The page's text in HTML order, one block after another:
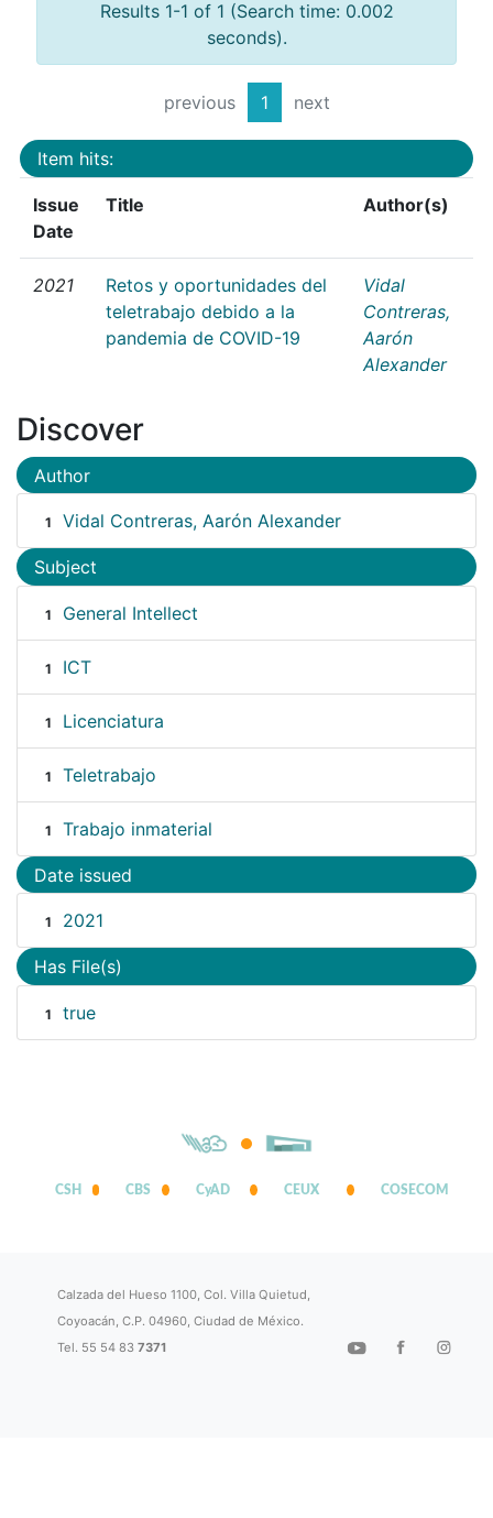
Results 1-1 of 1 (Search time: 0.002
seconds).
previous 1 next
Item hits:
Issue
Date
Title Author(s)
2021
Retos y oportunidades del
teletrabajo debido a la
pandemia de COVID-19
Vidal
Contreras,
Aarón
Alexander
Discover
Author
1 Vidal Contreras, Aarón Alexander
Subject
1 General Intellect
1 ICT
1 Licenciatura
1 Teletrabajo
1 Trabajo inmaterial
Date issued
1 2021
Has File(s)
1 true
CSH CBS CyAD CEUX COSECOM
Calzada del Hueso 1100, Col. Villa Quietud,
Coyoacán, C.P. 04960, Ciudad de México.
Tel. 55 54 837371